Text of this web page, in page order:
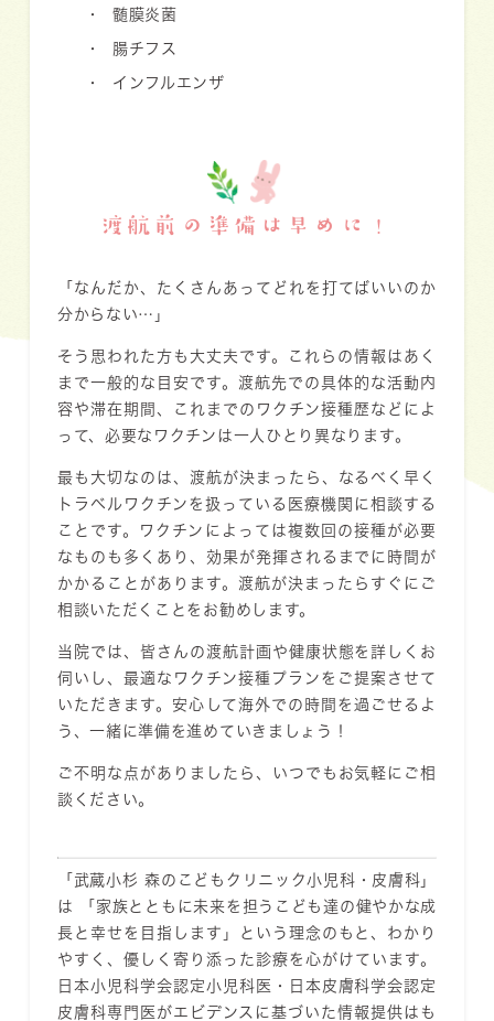
髄膜炎菌
腸チフス
インフルエンザ
渡航前の準備は早めに！
「なんだか、たくさんあってどれを打てばいいのか
分からない…」
そう思われた方も大丈夫です。これらの情報はあく
まで一般的な目安です。渡航先での具体的な活動内
容や滞在期間、これまでのワクチン接種歴などによ
って、必要なワクチンは一人ひとり異なります。
最も大切なのは、渡航が決まったら、なるべく早く
トラベルワクチンを扱っている医療機関に相談する
ことです。ワクチンによっては複数回の接種が必要
なものも多くあり、効果が発揮されるまでに時間が
かかることがあります。渡航が決まったらすぐにご
相談いただくことをお勧めします。
当院では、皆さんの渡航計画や健康状態を詳しくお
伺いし、最適なワクチン接種プランをご提案させて
いただきます。安心して海外での時間を過ごせるよ
う、一緒に準備を進めていきましょう！
ご不明な点がありましたら、いつでもお気軽にご相
談ください。
「武蔵小杉 森のこどもクリニック小児科・皮膚科」
は 「家族とともに未来を担うこども達の健やかな成
長と幸せを目指します」という理念のもと、わかり
やすく、優しく寄り添った診療を心がけています。
日本小児科学会認定小児科医・日本皮膚科学会認定
皮膚科専門医がエビデンスに基づいた情報提供はも